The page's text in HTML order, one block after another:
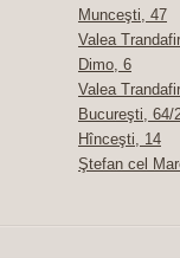
Munceşti, 47
Valea
Dimo, 6
Valea
Bucureşti, 64/
Hînceşti, 14
Ştefan cel